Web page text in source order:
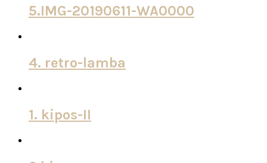
5.IMG-20190611-WA0000
4. retro-lamba
1. kipos-II